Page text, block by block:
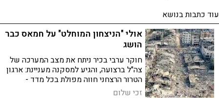
עוד כתבות בנושא
אולי "הניצחון המוחלט" על חמאס כבר
הושג
חוקר ערבי בכיר ניתח את מצב המערכה של
צה"ל ברצועה, והגיע למסקנה מעניינת: ארגון
הטרור הרצחני חווה מפולת בכל מדד -
אסטרטגי, מדיני וצבאי - ולכל הצדדים נוח
שחמאס ייראה כמסוגל לשלוט בעזה, על אף
זכי שלום